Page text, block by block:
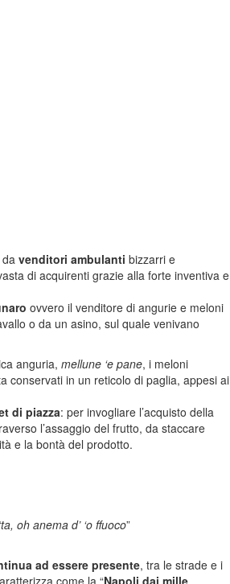
venditori ambulanti bizzarri e
di acquirenti grazie alla forte inventiva e
ovvero il venditore di angurie e meloni
o da un asino, sul quale venivano
anguria, mellune ‘e pane, i meloni
conservati in un reticolo di paglia, appesi ai
di piazza: per invogliare l’acquisto della
l’assaggio del frutto, da staccare
e la bontà del prodotto.
oh anema d’ ‘o ffuoco”
ad essere presente, tra le strade e i
come la “Napoli dai mille